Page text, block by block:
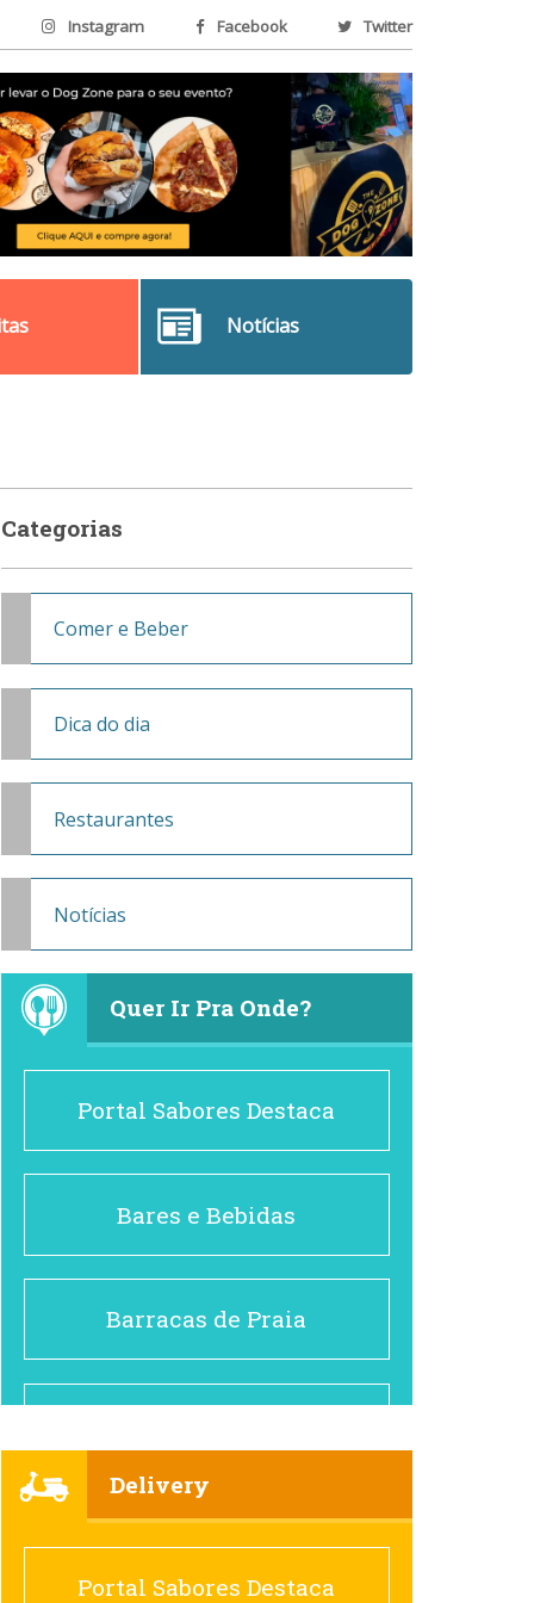
Instagram Facebook Twitter
Notícias
Categorias
Comer e Beber
Dica do dia
Restaurantes
Notícias
Quer Ir Pra Onde?
Portal Sabores Destaca
Bares e Bebidas
Barracas de Praia
Cafés
Delivery
Portal Sabores Destaca